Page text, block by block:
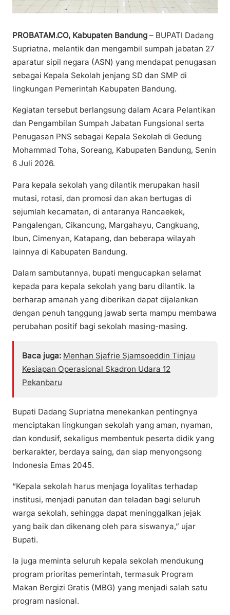
PROBATAM.CO, Kabupaten Bandung – BUPATI Dadang
Supriatna, melantik dan mengambil sumpah jabatan 27
aparatur sipil negara (ASN) yang mendapat penugasan
sebagai Kepala Sekolah jenjang SD dan SMP di
lingkungan Pemerintah Kabupaten Bandung.
Kegiatan tersebut berlangsung dalam Acara Pelantikan
dan Pengambilan Sumpah Jabatan Fungsional serta
Penugasan PNS sebagai Kepala Sekolah di Gedung
Mohammad Toha, Soreang, Kabupaten Bandung, Senin
6 Juli 2026.
Para kepala sekolah yang dilantik merupakan hasil
mutasi, rotasi, dan promosi dan akan bertugas di
sejumlah kecamatan, di antaranya Rancaekek,
Pangalengan, Cikancung, Margahayu, Cangkuang,
Ibun, Cimenyan, Katapang, dan beberapa wilayah
lainnya di Kabupaten Bandung.
Dalam sambutannya, bupati mengucapkan selamat
kepada para kepala sekolah yang baru dilantik. Ia
berharap amanah yang diberikan dapat dijalankan
dengan penuh tanggung jawab serta mampu membawa
perubahan positif bagi sekolah masing-masing.
Baca juga: Menhan Sjafrie Sjamsoeddin Tinjau
Kesiapan Operasional Skadron Udara 12
Pekanbaru
Bupati Dadang Supriatna menekankan pentingnya
menciptakan lingkungan sekolah yang aman, nyaman,
dan kondusif, sekaligus membentuk peserta didik yang
berkarakter, berdaya saing, dan siap menyongsong
Indonesia Emas 2045.
“Kepala sekolah harus menjaga loyalitas terhadap
institusi, menjadi panutan dan teladan bagi seluruh
warga sekolah, sehingga dapat meninggalkan jejak
yang baik dan dikenang oleh para siswanya,” ujar
Bupati.
Ia juga meminta seluruh kepala sekolah mendukung
program prioritas pemerintah, termasuk Program
Makan Bergizi Gratis (MBG) yang menjadi salah satu
program nasional.